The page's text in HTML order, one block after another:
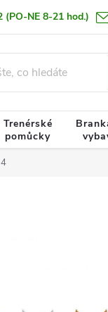
(PO-NE 8-21 hod.)
pomucky.cz
osobních údajů
Trenérské
pomůcky